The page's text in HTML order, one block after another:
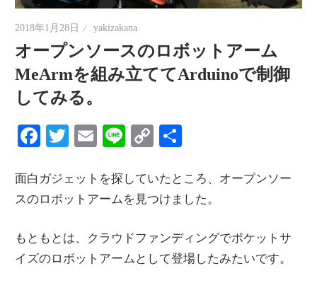
な
い
情
報
を
界
発
信
2018年1月28日 yakizakana
オープンソースのロボットアーム
MeArmを組み立ててArduinoで制御
してみる。
Facebook
Twitter
EmailLineCopy
面白ガジェットを探していたところ、オープンソー
スのロボットアームを見つけました。
もともとは、クラウドファンディングでポケットサ
イズのロボットアームとして登場したみたいです。